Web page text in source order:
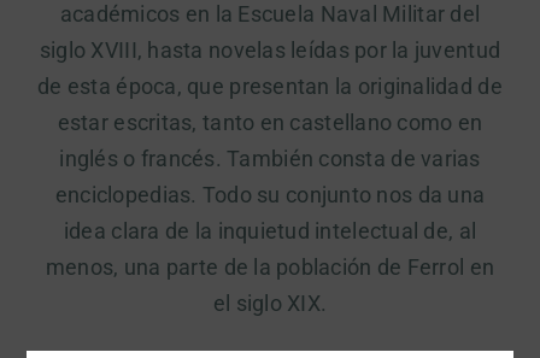
académicos en la Escuela Naval Militar del
siglo XVIII, hasta novelas leídas por la juventud
de esta época, que presentan la originalidad de
estar escritas, tanto en castellano como en
inglés o francés. También consta de varias
enciclopedias. Todo su conjunto nos da una
idea clara de la inquietud intelectual de, al
menos, una parte de la población de Ferrol en
el siglo XIX.